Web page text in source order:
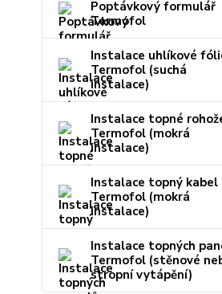
Poptávkový formulář
Termofol
Instalace uhlíkové
Termofol (suchá
instalace)
Instalace topné
Termofol (mokrá
instalace)
Instalace topný kabel
Termofol (mokrá
instalace)
Instalace topných
Termofol (stěnové
stropní vytápění)